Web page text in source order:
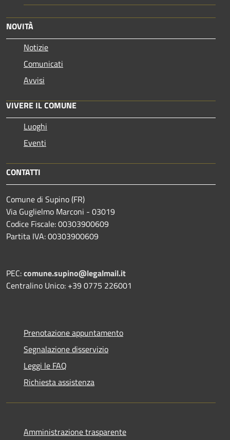
NOVITÀ
Notizie
Comunicati
Avvisi
VIVERE IL COMUNE
Luoghi
Eventi
CONTATTI
Comune di Supino (FR)
Via Guglielmo Marconi - 03019
Codice Fiscale: 00303900609
Partita IVA: 00303900609
PEC:comune.supino@legalmail.it
Centralino Unico: +39 0775 226001
Prenotazione appuntamento
Segnalazione disservizio
Leggi le FAQ
Richiesta assistenza
Amministrazione trasparente